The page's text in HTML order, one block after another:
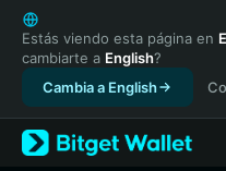
English
日本語
Tiếng Việt
Русский
Español (Latinoamérica)
Türkçe
Estás viendo esta página en
cambiarte a English?
Cambia a English